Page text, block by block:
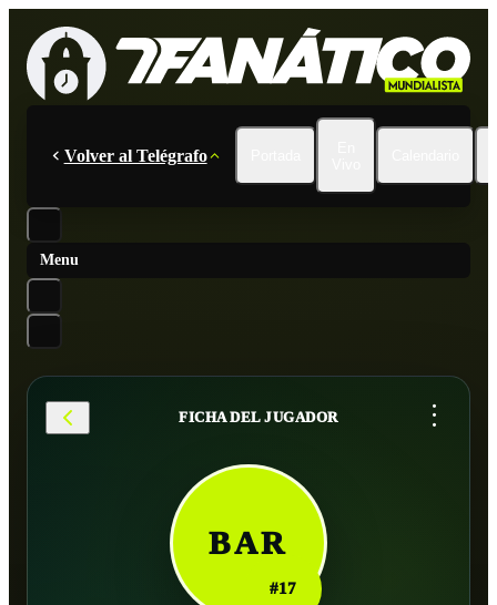
Volver al Telégrafo
Menu
FICHA DEL JUGADOR ...
BAR
#17